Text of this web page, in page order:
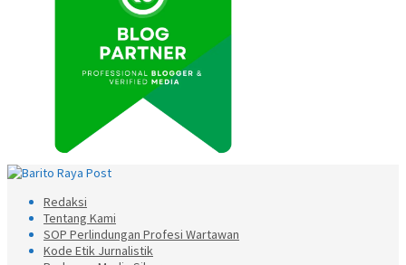
Redaksi
Tentang Kami
SOP Perlindungan Profesi Wartawan
Kode Etik Jurnalistik